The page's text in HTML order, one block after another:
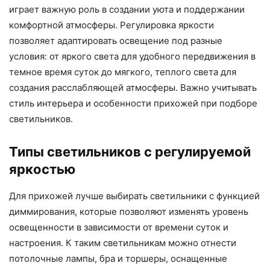
играет важную роль в создании уюта и поддержании
комфортной атмосферы. Регулировка яркости
позволяет адаптировать освещение под разные
условия: от яркого света для удобного передвижения в
темное время суток до мягкого, теплого света для
создания расслабляющей атмосферы. Важно учитывать
стиль интерьера и особенности прихожей при подборе
светильников.
Типы светильников с регулируемой
яркостью
Для прихожей лучше выбирать светильники с функцией
диммирования, которые позволяют изменять уровень
освещенности в зависимости от времени суток и
настроения. К таким светильникам можно отнести
потолочные лампы, бра и торшеры, оснащенные